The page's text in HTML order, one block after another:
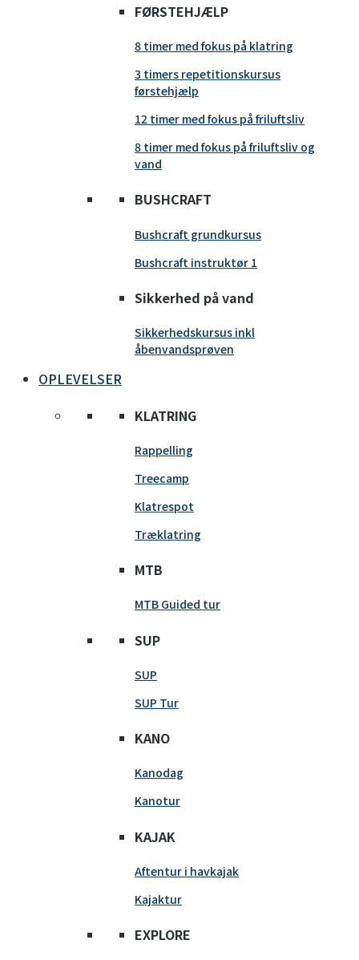
FØRSTEHJÆLP
8 timer med fokus på klatring
3 timers repetitionskursus
førstehjælp
12 timer med fokus på friluftsliv
8 timer med fokus på friluftsliv og
vand
BUSHCRAFT
Bushcraft grundkursus
Bushcraft instruktør 1
Sikkerhed på vand
Sikkerhedskursus inkl
åbenvandsprøven
OPLEVELSER
KLATRING
Rappelling
Treecamp
Klatrespot
Træklatring
MTB
MTB Guided tur
SUP
SUP
SUP Tur
KANO
Kanodag
Kanotur
KAJAK
Aftentur i havkajak
Kajaktur
EXPLORE